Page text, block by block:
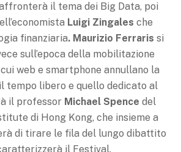
il tema dei Big Data, poi
Luigi Zingales che
finanziaria. Maurizio Ferraris si
sull’epoca della mobilitazione
web e smartphone annullano la
tempo libero e quello dedicato al
il professor Michael Spence del
di Hong Kong, che insieme a
di tirare le fila del lungo dibattito
il Festival.